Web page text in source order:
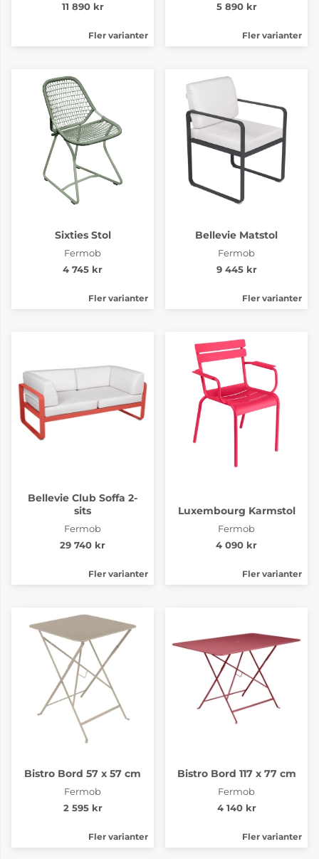
11 890 kr
Fler varianter
5 890 kr
Fler varianter
Sixties Stol
Fermob
4 745 kr
Fler varianter
Bellevie Matstol
Fermob
9 445 kr
Fler varianter
Bellevie Club Soffa 2-
sits
Fermob
29 740 kr
Fler varianter
Luxembourg Karmstol
Fermob
4 090 kr
Fler varianter
Bistro Bord 57 x 57 cm
Fermob
2 595 kr
Fler varianter
Bistro Bord 117 x 77 cm
Fermob
4 140 kr
Fler varianter